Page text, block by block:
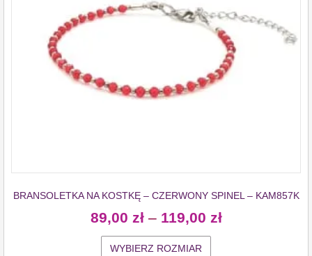
BRANSOLETKA NA KOSTKĘ – CZERWONY SPINEL – KAM857K
89,00 zł – 119,00 zł
WYBIERZ ROZMIAR